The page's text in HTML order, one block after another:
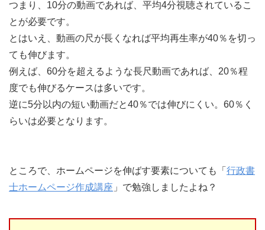
つまり、10分の動画であれば、平均4分視聴されているこ
とが必要です。
とはいえ、動画の尺が長くなれば平均再生率が40％を切っ
ても伸びます。
例えば、60分を超えるような長尺動画であれば、20％程
度でも伸びるケースは多いです。
逆に5分以内の短い動画だと40％では伸びにくい。60％く
らいは必要となります。
ところで、ホームページを伸ばす要素についても「 行政書
士ホームページ作成講座 」で勉強しましたよね？